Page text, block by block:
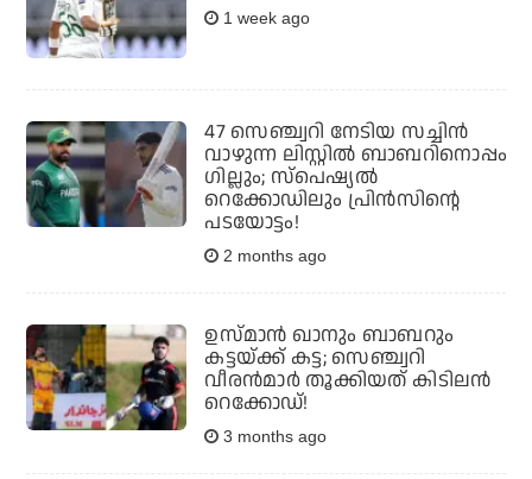
1 week ago
47 സെഞ്ച്വറി നേടിയ സച്ചിന്‍
വാഴുന്ന ലിസ്റ്റില്‍ ബാബറിനൊപ്പം
ഗില്ലും; സ്‌പെഷ്യല്‍
റെക്കോഡിലും പ്രിന്‍സിന്റെ
പടയോട്ടം!
2 months ago
ഉസ്മാന്‍ ഖാനും ബാബറും
കട്ടയ്ക്ക് കട്ട; സെഞ്ച്വറി
വീരന്‍മാര്‍ തൂക്കിയത് കിടിലന്‍
റെക്കോഡ്!
3 months ago